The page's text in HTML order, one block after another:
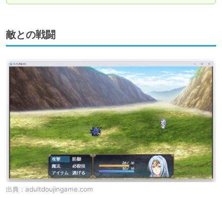
敵との戦闘
出典： adultdoujingame.com